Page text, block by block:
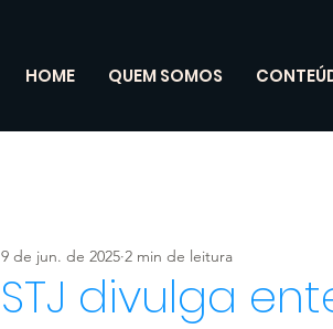
HOME QUEM SOMOS
STJ divulga
9 de jun. de 2025 2 min de leitura